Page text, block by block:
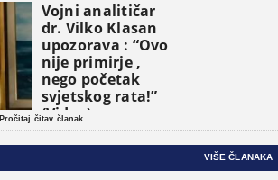
Vojni analitičar
dr. Vilko Klasan
upozorava : “Ovo
nije primirje ,
nego početak
svjetskog rata!”
(Video)
Pročitaj čitav članak
VIŠE ČLANAKA